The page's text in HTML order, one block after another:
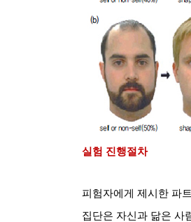
실험 진행절차
피험자에게 제시한 파
집단은 자신과 닮은 사